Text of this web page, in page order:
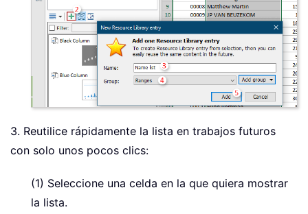
3. Reutilice rápidamente la lista en trabajos futuros
con solo unos pocos clics:
(1) Seleccione una celda en la que quiera mostrar
la lista.